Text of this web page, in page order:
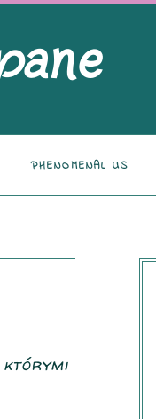
PHENOMENAL US
którymi